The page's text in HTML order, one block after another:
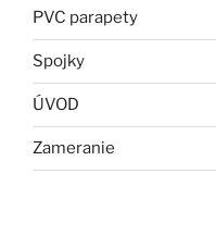
PVC parapety
Spojky
ÚVOD
Zameranie